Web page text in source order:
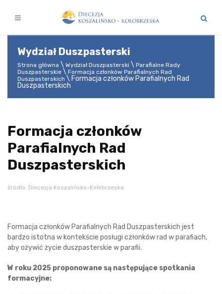
Wydział Duszpasterski
Strona główna Wydział Duszpasterski
Parafialne Rady
Duszpasterskie
Formacja członków Parafialnych Rad
Duszpasterskich
Formacja członków Parafialnych Rad
Duszpasterskich
Formacja członków
Parafialnych Rad
Duszpasterskich
źródło: Diecezja Koszalińsko-Kołobrzeska
Formacja członków Parafialnych Rad Duszpasterskich jest
bardzo istotna w kontekście posługi członków rad w parafiach,
aby ożywić życie duszpasterskie w parafii.
W roku 2025 proponowane są następujące spotkania
formacyjne: